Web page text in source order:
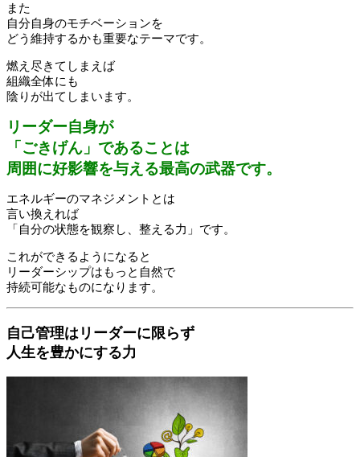
また
自分自身のモチベーションを
どう維持するかも重要なテーマです。
燃え尽きてしまえば
組織全体にも
陰りが出てしまいます。
リーダー自身が
「ごきげん」であることは
周囲に好影響を与える最高の武器です。
エネルギーのマネジメントとは
言い換えれば
「自分の状態を観察し、整える力」です。
これができるようになると
リーダーシップはもっと自然で
持続可能なものになります。
自己管理はリーダーに限らず
人生を豊かにする力